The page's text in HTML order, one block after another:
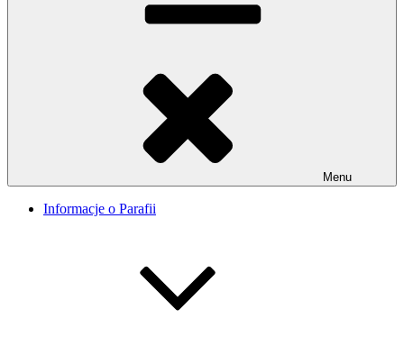
Menu
Informacje o Parafii